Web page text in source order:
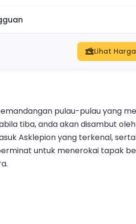
Lihat Harga
pulau-pulau yang
tiba, anda akan disambut
Asklepion yang terkenal,
untuk menerokai tapak